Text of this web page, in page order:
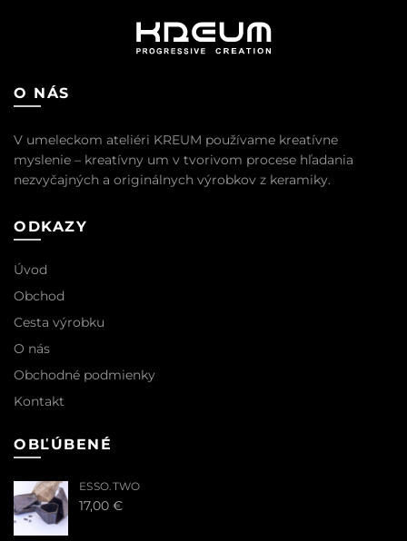
O NÁS
V umeleckom ateliéri KREUM používame kreatívne
myslenie – kreatívny um v tvorivom procese hľadania
nezvyčajných a originálnych výrobkov z keramiky.
ODKAZY
Úvod
Obchod
Cesta výrobku
O nás
Obchodné podmienky
Kontakt
OBĽÚBENÉ
ESSO.TWO
17,00 €